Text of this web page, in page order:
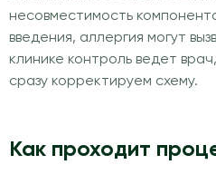
несовместимость
введения, аллергия могут
клинике контроль ведет
сразу корректируем схему.
Как проходит